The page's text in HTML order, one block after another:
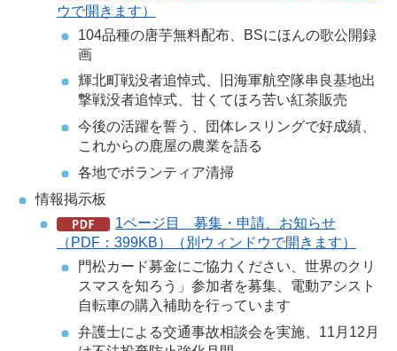
ウで開きます）
104品種の唐芋無料配布、BSにほんの歌公開録
画
輝北町戦没者追悼式、旧海軍航空隊串良基地出
撃戦没者追悼式、甘くてほろ苦い紅茶販売
今後の活躍を誓う、団体レスリングで好成績、
これからの鹿屋の農業を語る
各地でボランティア清掃
情報掲示板
1ページ目 募集・申請、お知らせ
（PDF：399KB）（別ウィンドウで開きます）
門松カード募金にご協力ください、世界のクリ
スマスを知ろう」参加者を募集、電動アシスト
自転車の購入補助を行っています
弁護士による交通事故相談会を実施、11月12月